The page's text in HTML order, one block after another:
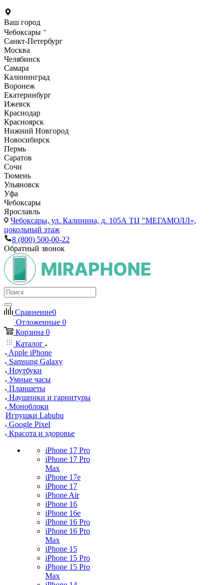
Ваш город
Чебоксары
Санкт-Петербург
Москва
Челябинск
Самара
Калининград
Воронеж
Екатеринбург
Ижевск
Краснодар
Красноярск
Нижний Новгород
Новосибирск
Пермь
Саратов
Сочи
Тюмень
Ульяновск
Уфа
Чебоксары
Ярославль
Чебоксары, ул. Калинина, д. 105А ТЦ "МЕГАМОЛЛ»,
цокольный этаж
8 (800) 500-00-22
Обратный звонок
Сравнение0
Отложенные 0
Корзина 0
Каталог
Apple iPhone
Samsung Galaxy
Ноутбуки
Умные часы
Планшеты
Наушники и гарнитуры
Моноблоки
Игрушки Labubu
Google Pixel
Красота и здоровье
iPhone 17 Pro
iPhone 17 Pro
Max
iPhone 17e
iPhone 17
iPhone Air
iPhone 16
iPhone 16e
iPhone 16 Pro
iPhone 16 Pro
Max
iPhone 15
iPhone 15 Pro
iPhone 15 Pro
Max